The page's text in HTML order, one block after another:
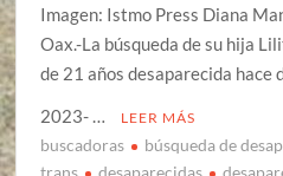
Imagen: Istmo Press Diana
Oax.-La búsqueda de su hija
de 21 años desaparecida hace
2023- …
LEER MÁS
buscadoras búsqueda de
trans
desaparecidas